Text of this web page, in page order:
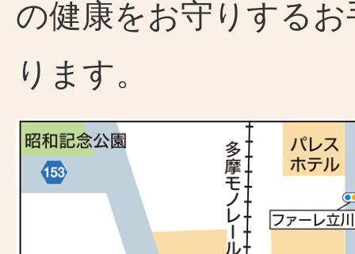
の健康をお守りする
ります。